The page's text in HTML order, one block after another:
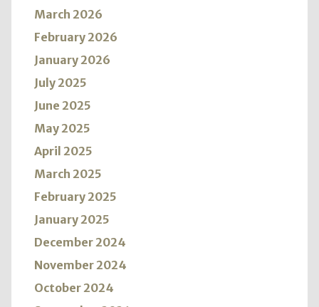
March 2026
February 2026
January 2026
July 2025
June 2025
May 2025
April 2025
March 2025
February 2025
January 2025
December 2024
November 2024
October 2024